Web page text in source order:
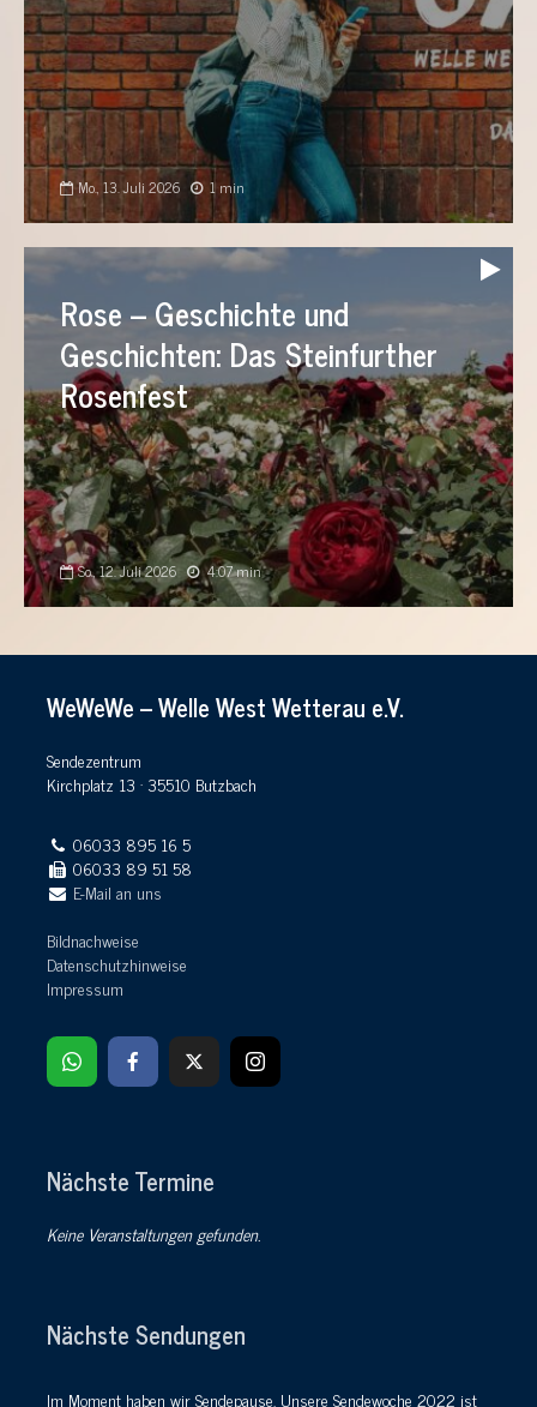
Mo., 13. Juli 2026 1 min
Audio-
Player
Rose – Geschichte und
Geschichten: Das Steinfurther
Rosenfest
So., 12. Juli 2026 4:07 min
WeWeWe – Welle West Wetterau e.V.
Sendezentrum
Kirchplatz 13 · 35510 Butzbach
06033 895 16 5
06033 89 51 58
E-Mail an uns
Bildnachweise
Datenschutzhinweise
Impressum
Nächste Termine
Keine Veranstaltungen gefunden.
Nächste Sendungen
Im Moment haben wir Sendepause. Unsere Sendewoche 2022 ist